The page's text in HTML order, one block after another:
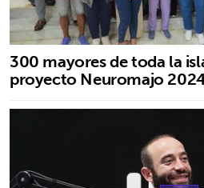
300 mayores de toda la
proyecto Neuromajo